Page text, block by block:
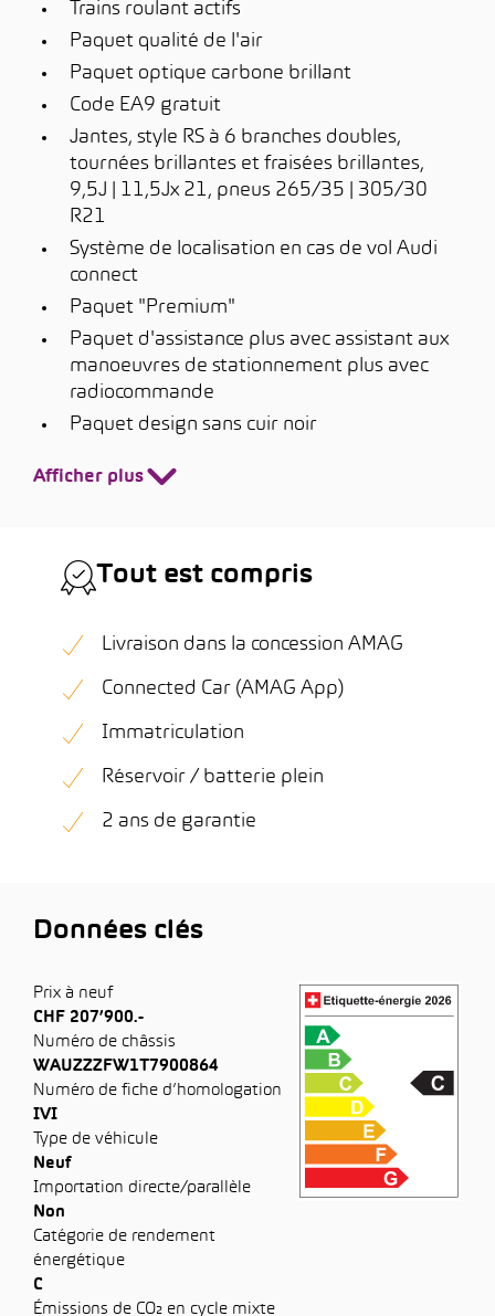
Trains roulant actifs
Paquet qualité de l'air
Paquet optique carbone brillant
Code EA9 gratuit
Jantes, style RS à 6 branches doubles,
tournées brillantes et fraisées brillantes,
9,5J | 11,5Jx 21, pneus 265/35 | 305/30
R21
Système de localisation en cas de vol Audi
connect
Paquet "Premium"
Paquet d'assistance plus avec assistant aux
manoeuvres de stationnement plus avec
radiocommande
Paquet design sans cuir noir
Afficher plus
Tout est compris
Livraison dans la concession AMAG
Connected Car (AMAG App)
Immatriculation
Réservoir / batterie plein
2 ans de garantie
Données clés
Prix à neuf
CHF 207’900.-
Numéro de châssis
WAUZZZFW1T7900864
Numéro de fiche d’homologation
IVI
Type de véhicule
Neuf
Importation directe/parallèle
Non
Catégorie de rendement
énergétique
C
Émissions de CO₂ en cycle mixte